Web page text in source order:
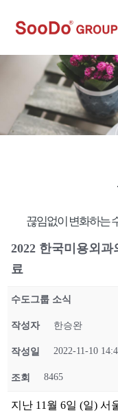
끊임없이 변화하는
2022 한국미용외
료
수도그룹 소식
작성자 한승완
작성일 2022-11-10
조회 8465
지난 11월 6일 (일) 서